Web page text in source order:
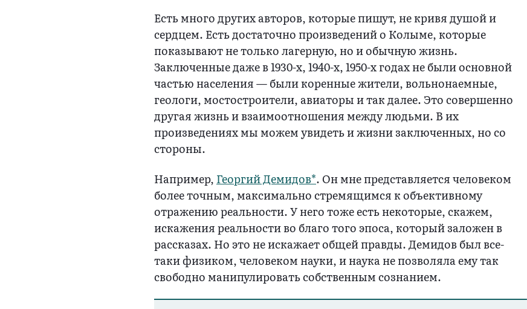
Есть много других авторов, которые пишут, не кривя душой и
сердцем. Есть достаточно произведений о Колыме, которые
показывают не только лагерную, но и обычную жизнь.
Заключенные даже в 1930-х, 1940-х, 1950-х годах не были основной
частью населения — были коренные жители, вольнонаемные,
геологи, мостостроители, авиаторы и так далее. Это совершенно
другая жизнь и взаимоотношения между людьми. В их
произведениях мы можем увидеть и жизни заключенных, но со
стороны.
Например, Георгий Демидов*. Он мне представляется человеком
более точным, максимально стремящимся к объективному
отражению реальности. У него тоже есть некоторые, скажем,
искажения реальности во благо того эпоса, который заложен в
рассказах. Но это не искажает общей правды. Демидов был все-
таки физиком, человеком науки, и наука не позволяла ему так
свободно манипулировать собственным сознанием.